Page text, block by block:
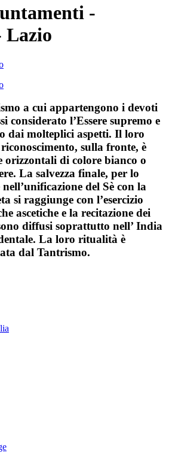
-
Lazio
a cui appartengono i devoti
considerato l’Essere supremo e
dai molteplici aspetti. Il loro
sulla fronte, è
orizzontali di colore bianco o
La salvezza finale, per lo
del Sè con la
si raggiunge con l’esercizio
ascetiche e la recitazione dei
diffusi soprattutto nell’ India
La loro ritualità è
dal Tantrismo.